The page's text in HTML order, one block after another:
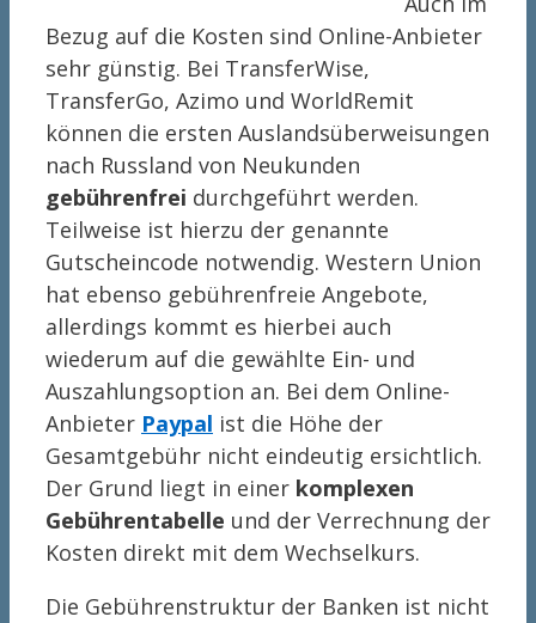
Bezug auf die Kosten sind Online-Anbieter
sehr günstig. Bei TransferWise,
TransferGo, Azimo und WorldRemit
können die ersten Auslandsüberweisungen
nach Russland von Neukunden
gebührenfrei durchgeführt werden.
Teilweise ist hierzu der genannte
Gutscheincode notwendig. Western Union
hat ebenso gebührenfreie Angebote,
allerdings kommt es hierbei auch
wiederum auf die gewählte Ein- und
Auszahlungsoption an. Bei dem Online-
Anbieter Paypal ist die Höhe der
Gesamtgebühr nicht eindeutig ersichtlich.
Der Grund liegt in einer komplexen
Gebührentabelle und der Verrechnung der
Kosten direkt mit dem Wechselkurs.
Die Gebührenstruktur der Banken ist nicht